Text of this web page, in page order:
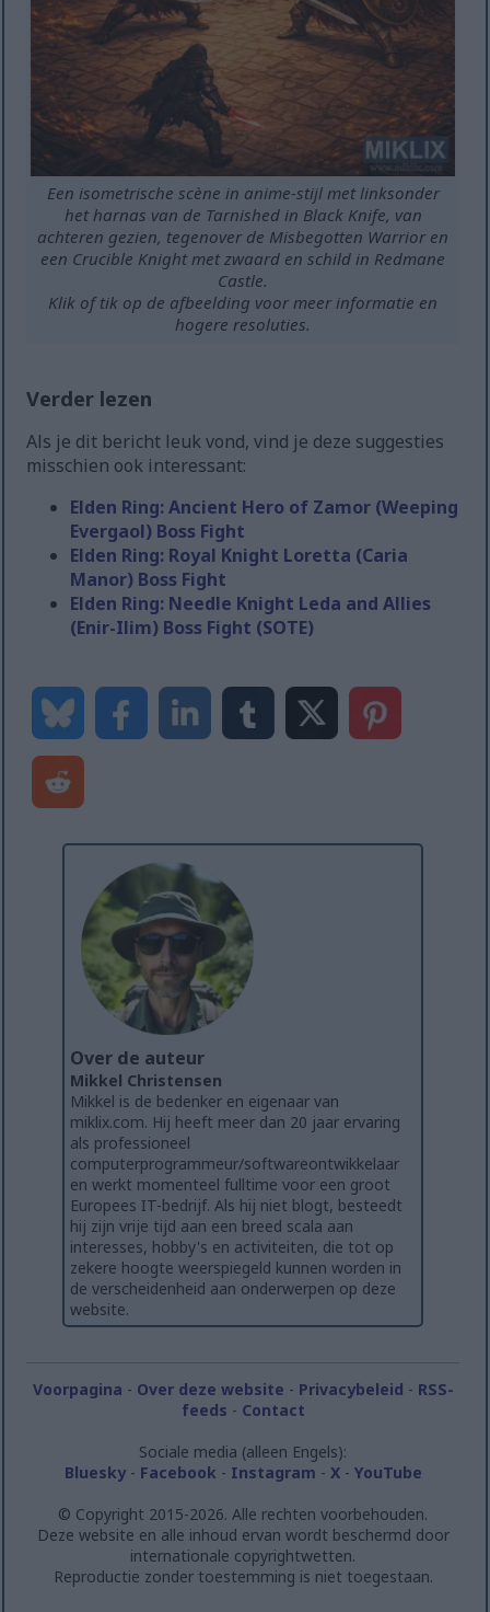
Een isometrische scène in anime-stijl met linksonder
het harnas van de Tarnished in Black Knife, van
achteren gezien, tegenover de Misbegotten Warrior en
een Crucible Knight met zwaard en schild in Redmane
Castle.
Klik of tik op de afbeelding voor meer informatie en
hogere resoluties.
Verder lezen
Als je dit bericht leuk vond, vind je deze suggesties
misschien ook interessant:
Elden Ring: Ancient Hero of Zamor (Weeping
Evergaol) Boss Fight
Elden Ring: Royal Knight Loretta (Caria
Manor) Boss Fight
Elden Ring: Needle Knight Leda and Allies
(Enir-Ilim) Boss Fight (SOTE)
Over de auteur
Mikkel Christensen
Mikkel is de bedenker en eigenaar van
miklix.com. Hij heeft meer dan 20 jaar ervaring
als professioneel
computerprogrammeur/softwareontwikkelaar
en werkt momenteel fulltime voor een groot
Europees IT-bedrijf. Als hij niet blogt, besteedt
hij zijn vrije tijd aan een breed scala aan
interesses, hobby's en activiteiten, die tot op
zekere hoogte weerspiegeld kunnen worden in
de verscheidenheid aan onderwerpen op deze
website.
Voorpagina - Over deze website - Privacybeleid - RSS-
feeds - Contact
Sociale media (alleen Engels):
Bluesky- Facebook - Instagram - X- YouTube
© Copyright 2015-2026. Alle rechten voorbehouden.
Deze website en alle inhoud ervan wordt beschermd door
internationale copyrightwetten.
Reproductie zonder toestemming is niet toegestaan.